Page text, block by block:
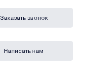
Заказать звонок
Написать нам